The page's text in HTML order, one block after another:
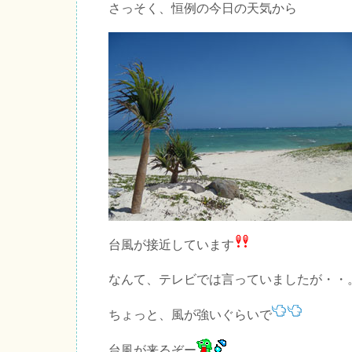
さっそく、恒例の今日の天気から
台風が接近しています
なんて、テレビでは言っていましたが・・
ちょっと、風が強いぐらいで